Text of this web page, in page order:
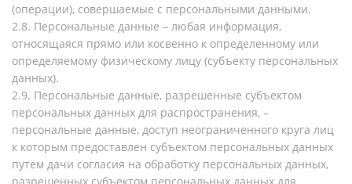
(операции), совершаемые с персональными данными.
2.8. Персональные данные – любая информация,
относящаяся прямо или косвенно к определенному или
определяемому физическому лицу (субъекту персональных
данных).
2.9. Персональные данные, разрешенные субъектом
персональных данных для распространения, –
персональные данные, доступ неограниченного круга лиц
к которым предоставлен субъектом персональных данных
путем дачи согласия на обработку персональных данных,